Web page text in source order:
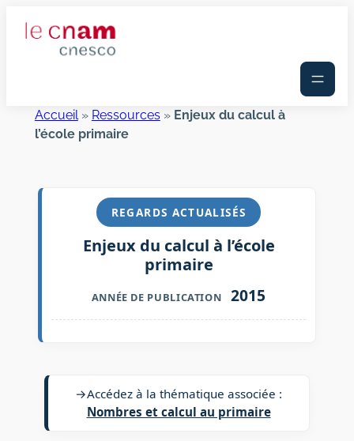
Accueil» Ressources» Enjeux du calcul à
l’école primaire
REGARDS ACTUALISÉS
Enjeux du calcul à l’école
primaire
ANNÉE DE PUBLICATION 2015
→Accédez à la thématique associée :
Nombres et calcul au primaire